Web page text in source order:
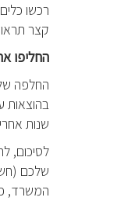
רכשו
קצר
החליפו
החלפה
שנות
לסיכום,
שלכם
המשרד,